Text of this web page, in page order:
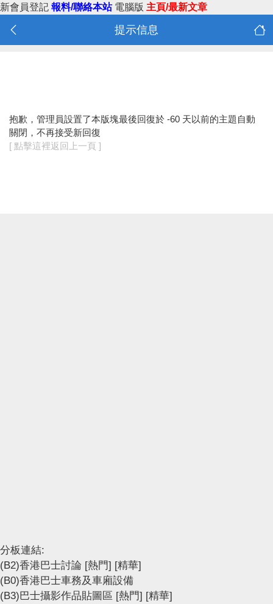
新會員登記 報料/聯絡本站 電腦版 主頁/最新文章
提示信息
抱歉，管理員設置了本版塊最後回復於 -60 天以前的主題自動
關閉，不再接受新回復
[ 點擊這裡返回上一頁 ]
分板連結:
(B2)香港巴士討論 [熱門] [精華]
(B0)香港巴士車務及車廂設備
(B3)巴士攝影作品貼圖區 [熱門] [精華]